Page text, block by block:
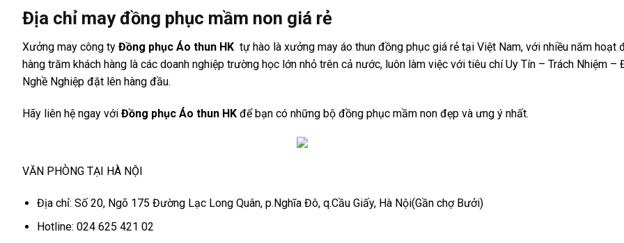
Địa chỉ may đồng phục mầm non giá rẻ
Xưởng may công ty Đồng phục Áo thun HK tự hào là xưởng may áo thun đồng phục giá rẻ tại Việt Nam, với nhiều năm hoạt
hàng trăm khách hàng là các doanh nghiệp trường học lớn nhỏ trên cả nước, luôn làm việc với tiêu chí Uy Tín – Trách Nhiệm
Nghề Nghiệp đặt lên hàng đầu.
Hãy liên hệ ngay với Đồng phục Áo thun HK để bạn có những bộ đồng phục mầm non đẹp và ưng ý nhất.
VĂN PHÒNG TẠI HÀ NỘI
Địa chỉ: Số 20, Ngõ 175 Đường Lạc Long Quân, p.Nghĩa Đô, q.Cầu Giấy, Hà Nội(Gần chợ Bưởi)
Hotline: 024 625 421 02